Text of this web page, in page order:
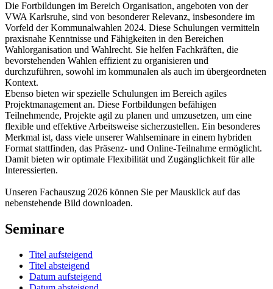
Die Fortbildungen im Bereich Organisation, angeboten von der
VWA Karlsruhe, sind von besonderer Relevanz, insbesondere im
Vorfeld der Kommunalwahlen 2024. Diese Schulungen vermitteln
praxisnahe Kenntnisse und Fähigkeiten in den Bereichen
Wahlorganisation und Wahlrecht. Sie helfen Fachkräften, die
bevorstehenden Wahlen effizient zu organisieren und
durchzuführen, sowohl im kommunalen als auch im übergeordneten
Kontext.
Ebenso bieten wir spezielle Schulungen im Bereich agiles
Projektmanagement an. Diese Fortbildungen befähigen
Teilnehmende, Projekte agil zu planen und umzusetzen, um eine
flexible und effektive Arbeitsweise sicherzustellen. Ein besonderes
Merkmal ist, dass viele unserer Wahlseminare in einem hybriden
Format stattfinden, das Präsenz- und Online-Teilnahme ermöglicht.
Damit bieten wir optimale Flexibilität und Zugänglichkeit für alle
Interessierten.
Unseren Fachauszug 2026 können Sie per Mausklick auf das
nebenstehende Bild downloaden.
Seminare
Titel aufsteigend
Titel absteigend
Datum aufsteigend